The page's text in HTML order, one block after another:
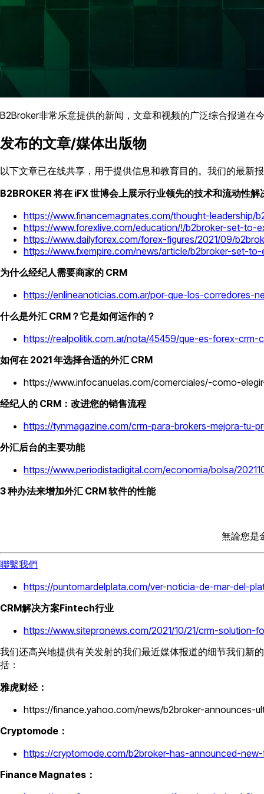
B2Broker非常乐意提供的新闻，文章和视频的广泛综合报道
发布的文章/媒体出版物
以下文章已在线共享，用于提供信息和教育目的。我们的最新
B2BROKER 将在 iFX 世博会上展示行业领先的技术和流动性解
https://www.financemagnates.com/thought-
https://www.forexlive.com/education/!/b2broker-set-to-
https://www.dailyforex.com/forex-figures/2021/09/
https://www.fxempire.com/news/article/b2broker-set-
为什么经纪人需要商家的 CRM
https://enlineanoticias.com.ar/por-que-los-corredores-
什么是外汇 CRM？它是如何运作的？
https://realpolitik.com.ar/nota/45459/que-es-forex-crm-
如何在 2021 年选择合适的外汇 CRM
https://www.infocanuelas.com/comerciales/-como-
经纪人的 CRM：改进您的销售流程
https://tynmagazine.com/crm-para-brokers-mejora-tu-
外汇后台的主要功能
https://www.periodistadigital.com/economia/bolsa/
3 种办法来增加外汇 CRM 软件的性能
無論您是
聯繫我們
https://puntomardelplata.com/ver-noticia-de-mar-del-
CRM解决方案Fintech行业
https://www.sitepronews.com/2021/10/21/crm-solution-
我们还高兴地提供有关发射的我们最近媒体报道的细节我们新
括：
雅虎财经：
https://finance.yahoo.com/news/b2broker-announces-
Cryptomode：
https://cryptomode.com/b2broker-has-announced-
Finance Magnates：